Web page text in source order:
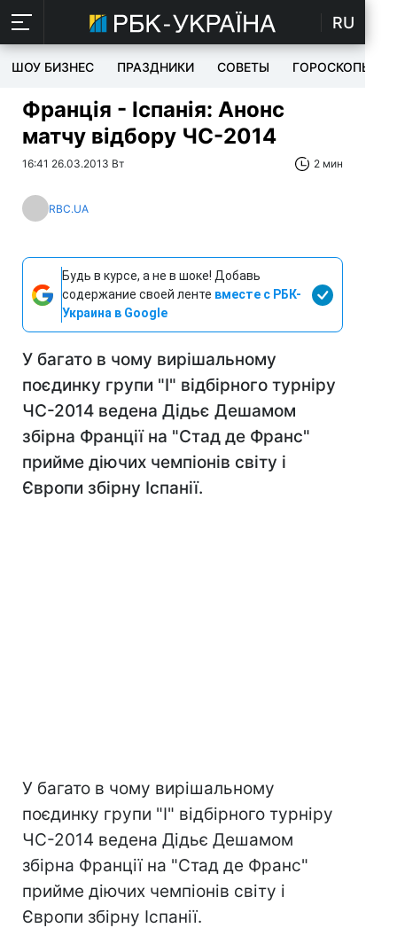
RU
ШОУ БИЗНЕС ПРАЗДНИКИ СОВЕТЫ ГОРОСКОПЫ
Франція - Іспанія: Анонс
матчу відбору ЧС-2014
16:41 26.03.2013 Вт 2 мин
RBC.UA
Будь в курсе, а не в шоке! Добавь
содержание своей ленте вместе с РБК-
Украина в Google
У багато в чому вирішальному
поєдинку групи "I" відбірного турніру
ЧС-2014 ведена Дідьє Дешамом
збірна Франції на "Стад де Франс"
прийме діючих чемпіонів світу і
Європи збірну Іспанії.
У багато в чому вирішальному
поєдинку групи "I" відбірного турніру
ЧС-2014 ведена Дідьє Дешамом
збірна Франції на "Стад де Франс"
прийме діючих чемпіонів світу і
Європи збірну Іспанії.